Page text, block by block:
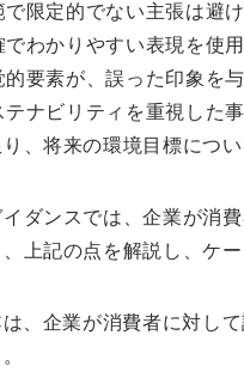
限定的でない主張は避け
わかりやすい表現を使用
的要素が、誤った印象を
テナビリティを重視した
、将来の環境目標につ
イダンスでは、企業が消
、上記の点を解説し、ケ
、企業が消費者に対し